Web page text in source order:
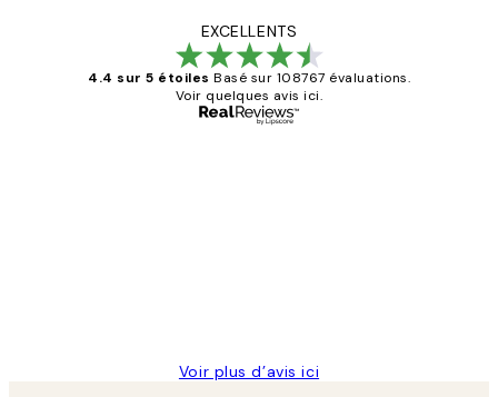
EXCELLENTS
4.4 sur 5 étoiles Basé sur 108767 évaluations.
Voir quelques avis ici.
Voir plus d’avis ici